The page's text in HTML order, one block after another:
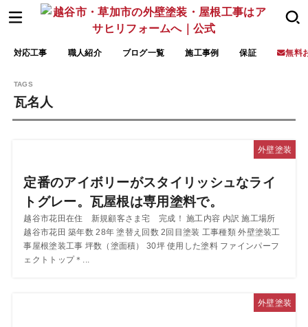
対応工事 職人紹介 ブログ一覧 施工事例 保証 無料
瓦名人
外壁塗装
定番のアイボリーがスタイリッシュなライ
トグレー。瓦屋根は専用塗料で。
越谷市花田在住 新規顧客さま宅 完成！ 施工内容 内訳 施工場所
越谷市花田 築年数 28年 塗替え回数 2回目塗装 工事種類 外壁塗装工
事屋根塗装工事 坪数（塗面積） 30坪 使用した塗料 ファインパーフ
ェクトトップ＊...
外壁塗装